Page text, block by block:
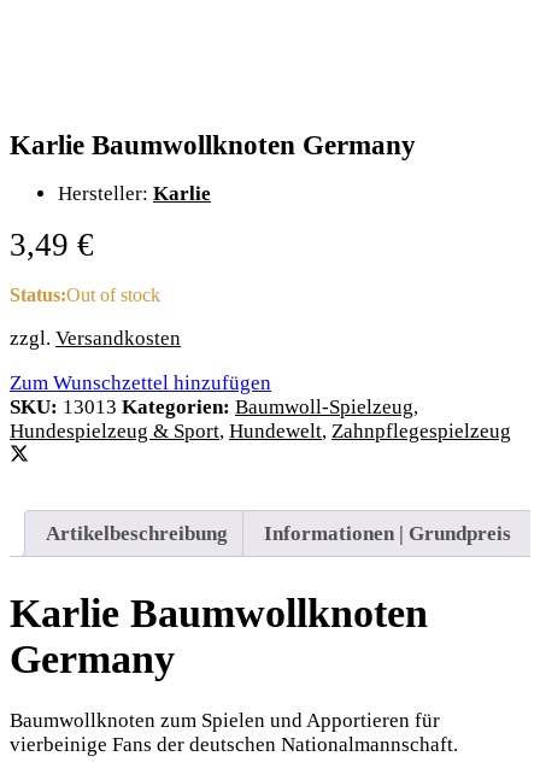
Karlie Baumwollknoten Germany
Hersteller: Karlie
3,49 €
Status:Out of stock
zzgl. Versandkosten
Zum Wunschzettel hinzufügen
SKU: 13013 Kategorien: Baumwoll-Spielzeug,
Hundespielzeug & Sport, Hundewelt, Zahnpflegespielzeug
Artikelbeschreibung Informationen | Grundpreis
Karlie Baumwollknoten
Germany
Baumwollknoten zum Spielen und Apportieren für
vierbeinige Fans der deutschen Nationalmannschaft.